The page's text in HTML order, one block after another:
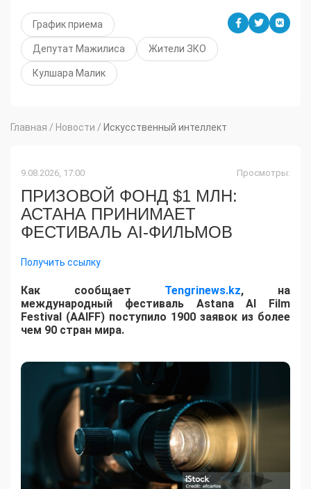
График приема
Депутат Мажилиса Жители ЗКО
Кулшара Малик
Главная / Новости / Искусственный интеллект
9.08.2026, 17:00 Просмотры:
ПРИЗОВОЙ ФОНД $1 МЛН:
АСТАНА ПРИНИМАЕТ
ФЕСТИВАЛЬ AI-ФИЛЬМОВ
Получить ссылку
Как сообщает Tengrinews.kz, на
международный фестиваль Astana AI Film
Festival (AAIFF) поступило 1900 заявок из более
чем 90 стран мира.